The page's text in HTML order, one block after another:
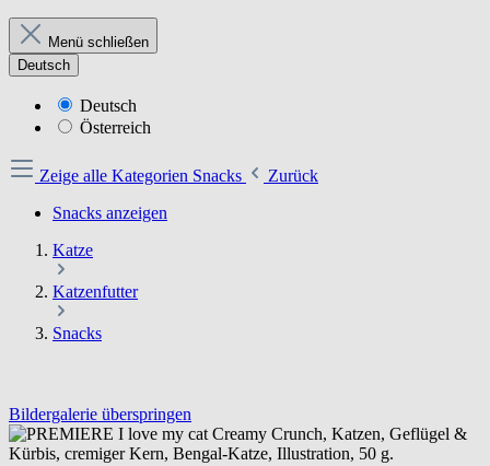
Menü schließen
Deutsch
Deutsch
Österreich
Zeige alle Kategorien Snacks
Zurück
Snacks anzeigen
Katze
Katzenfutter
Snacks
Bildergalerie überspringen